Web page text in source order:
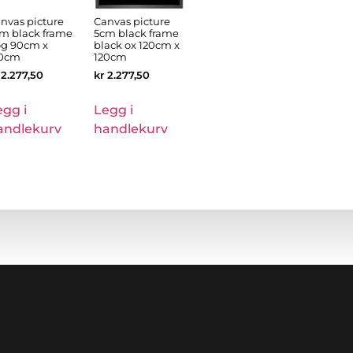
picture
black frame
90cm x
i
Canvas picture
5cm black frame
black ox 120cm x
120cm
kr 2.277,50
Legg i
handlekurv